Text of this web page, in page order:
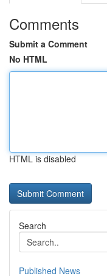
Comments
Submit a Comment
No HTML
HTML is disabled
Search
Published News